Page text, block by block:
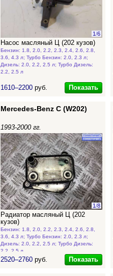
1/6
Насос масляный Ц (202 кузов)
Бензин: 1.8, 2.0, 2.2, 2.3, 2.4, 2.6, 2.8,
3.6, 4.3 л; Турбо Бензин: 2.0, 2.3 л;
Дизель: 2.0, 2.2, 2.5 л; Турбо Дизель:
2.2, 2.5 л
1610–2200 руб. Показать
Mercedes-Benz C (W202)
1993-2000 гг.
1/8
Радиатор масляный Ц (202
кузов)
Бензин: 1.8, 2.0, 2.2, 2.3, 2.4, 2.6, 2.8,
3.6, 4.3 л; Турбо Бензин: 2.0, 2.3 л;
Дизель: 2.0, 2.2, 2.5 л; Турбо Дизель:
2.2, 2.5 л
2520–2760 руб. Показать